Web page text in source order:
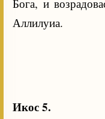
Бога, и
Аллилуиа.
Икос 5.